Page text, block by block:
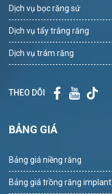
Dịch vụ bọc răng sứ
Dịch vụ tẩy trắng răng
Dịch vụ trám răng
THEO DÕI
BẢNG GIÁ
Bảng giá niềng răng
Bảng giá trồng răng implant